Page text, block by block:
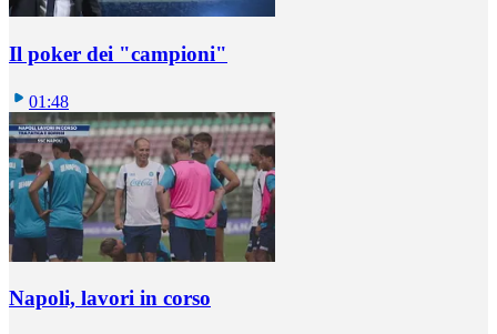
Il poker dei "campioni"
01:48
Napoli, lavori in corso